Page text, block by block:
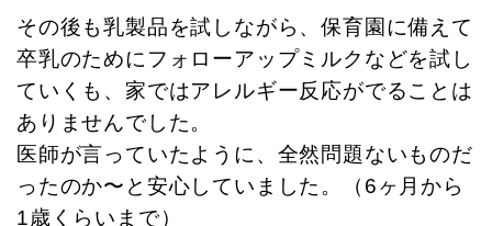
その後も乳製品を試しながら、保育園に備えて
卒乳のためにフォローアップミルクなどを試し
ていくも、家ではアレルギー反応がでることは
ありませんでした。
医師が言っていたように、全然問題ないものだ
ったのか〜と安心していました。（6ヶ月から
1歳くらいまで）